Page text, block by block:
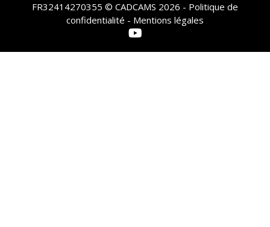
FR32414270355 © CADCAMS 2026 - Politique de
confidentialité - Mentions légales